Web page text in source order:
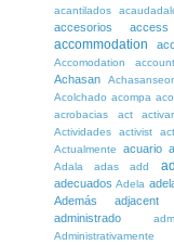
acantilados
accesorios access
accommodation
Accomodation
Achasan
Acolchado acompa
acrobacias
act
Actividades activist
Actualmente acuario
Adala adas add
adecuados Adela
Además adjacent
administrado
Administrativamente